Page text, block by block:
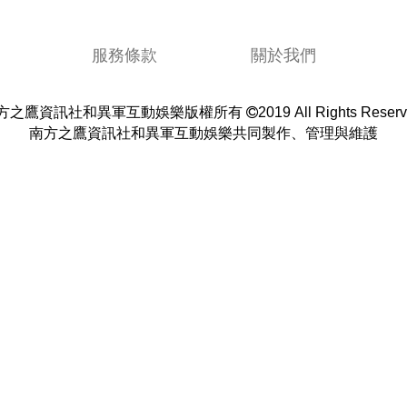
服務條款 關於我們
南方之鷹資訊社和異軍互動娛樂共同製作、管理與維護